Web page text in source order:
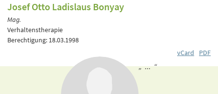
Josef Otto Ladislaus Bonyay
Mag.
Verhaltenstherapie
Berechtigung: 18.03.1998
vCard
PDF
„ ... “